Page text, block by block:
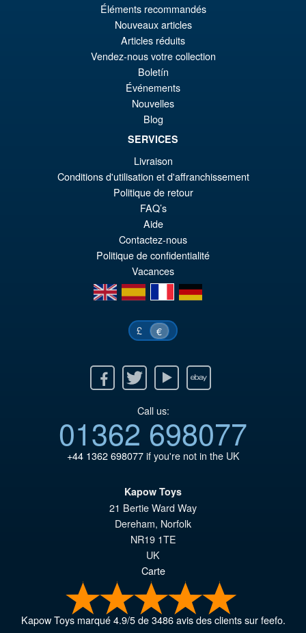
PRÉ COMMANDE
S.H.Figuarts My Hero
Academia Dark Deku Action
Figure
Éléments recommandés
Nouveaux articles
Articles réduits
Vendez-nous votre collection
Boletín
Événements
Nouvelles
Blog
SERVICES
Livraison
Conditions d'utilisation et d'affranchissement
Politique de retour
FAQ’s
Aide
Contactez-nous
Politique de confidentialité
Vacances
en
es fr de
£ €
Twitter Youtube Ebay
Call us:
01362 698077
+44 1362 698077if you're not in the UK
Kapow Toys
21 Bertie Ward Way
Dereham, Norfolk
NR19 1TE
UK
Carte
Kapow Toysmarqué4.9/5de3486avis des clients sur feefo.